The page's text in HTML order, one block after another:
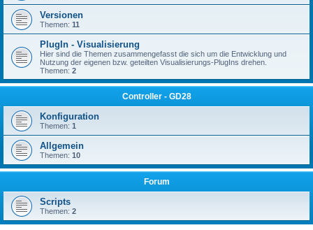
Versionen
Themen: 11
PlugIn - Visualisierung
Hier sind die Themen zusammengefasst die sich um die Entwicklung und
Nutzung der eigenen bzw. geteilten Visualisierungs-PlugIns drehen.
Themen: 2
Controller - GD28
Konfiguration
Themen: 1
Allgemein
Themen: 10
Forum
Scripts
Themen: 2